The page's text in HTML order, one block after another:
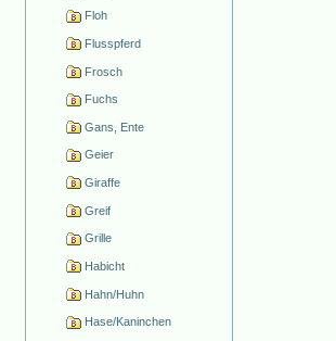
Floh
Flusspferd
Frosch
Fuchs
Gans, Ente
Geier
Giraffe
Greif
Grille
Habicht
Hahn/Huhn
Hase/Kaninchen